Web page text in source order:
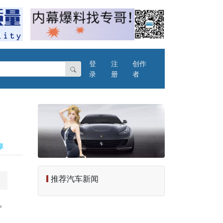
登
录
注
册
创作
者
推荐汽车新闻